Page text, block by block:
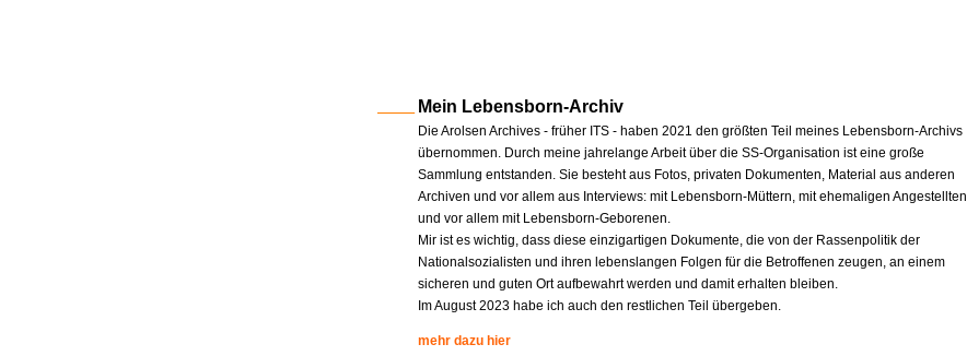
Mein Lebensborn-Archiv
Die Arolsen Archives - früher ITS - haben 2021 den größten Teil meines Lebensborn-Archivs
übernommen. Durch meine jahrelange Arbeit über die SS-Organisation ist eine große
Sammlung entstanden. Sie besteht aus Fotos, privaten Dokumenten, Material aus anderen
Archiven und vor allem aus Interviews: mit Lebensborn-Müttern, mit ehemaligen Angestellten
und vor allem mit Lebensborn-Geborenen.
Mir ist es wichtig, dass diese einzigartigen Dokumente, die von der Rassenpolitik der
Nationalsozialisten und ihren lebenslangen Folgen für die Betroffenen zeugen, an einem
sicheren und guten Ort aufbewahrt werden und damit erhalten bleiben.
Im August 2023 habe ich auch den restlichen Teil übergeben.
mehr dazu hier